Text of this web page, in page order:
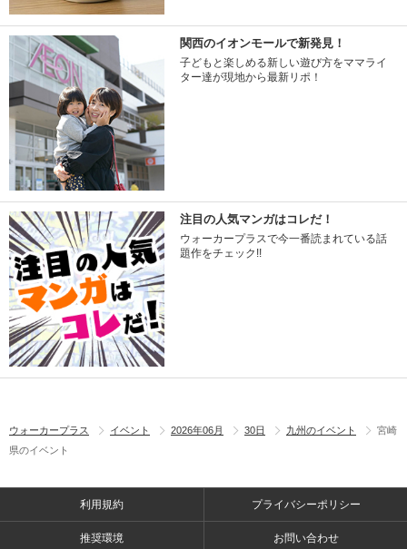
関西のイオンモールで新発見！
子どもと楽しめる新しい遊び方をママライ
ター達が現地から最新リポ！
注目の人気マンガはコレだ！
ウォーカープラスで今一番読まれている話
題作をチェック!!
ウォーカープラス イベント 2026年06月 30日 九州のイベント
宮崎
県のイベント
利用規約 プライバシーポリシー
推奨環境 お問い合わせ